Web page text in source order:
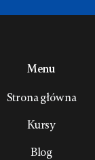
Menu
Strona główna
Kursy
Blog